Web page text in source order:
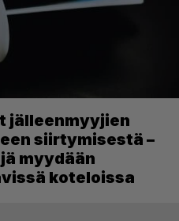
jälleenmyyjien
siirtymisestä –
myydään
koteloissa